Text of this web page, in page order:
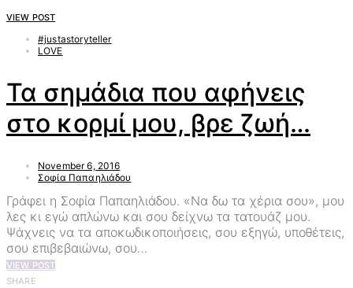
VIEW POST
#justastoryteller
LOVE
Τα σημάδια που αφήνεις
στο κορμί μου, βρε ζωή…
November 6, 2016
Σοφία Παπαηλιάδου
Γράφει η Σοφία Παπαηλιάδου. «Να δω τα χέρια σου», μου
λες κι εγώ απλώνω και σου δείχνω τα τατουάζ μου.
Ψάχνεις να τα αποκωδικοποιήσεις, σου εξηγώ, υποθέτεις,
σου επιβεβαιώνω, σου…
VIEW POST
SHARE